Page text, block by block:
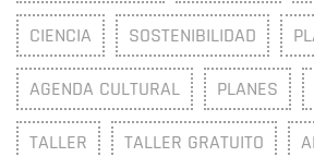
CIENCIA SOSTENIBILIDAD
AGENDA CULTURAL PLANES
TALLER TALLER GRATUITO